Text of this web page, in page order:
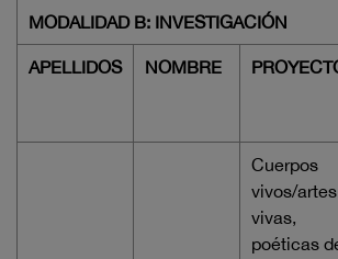
MODALIDAD B: INVESTIGACIÓN
APELLIDOS NOMBRE
Cuerpos
vivos/artes
vivas,
poéticas